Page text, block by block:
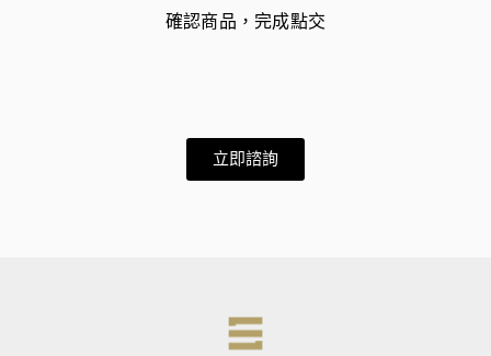
確認商品，完成點交
立即諮詢